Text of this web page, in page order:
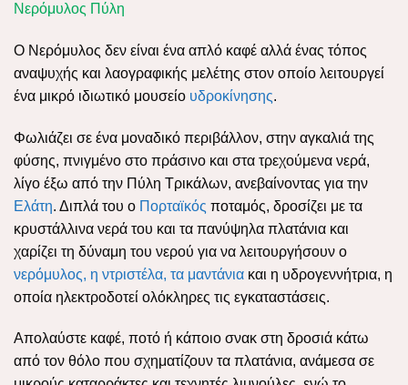
Νερόμυλος Πύλη
Ο Νερόμυλος δεν είναι ένα απλό καφέ αλλά ένας τόπος
αναψυχής και λαογραφικής μελέτης στον οποίο λειτουργεί
ένα μικρό ιδιωτικό μουσείο υδροκίνησης.
Φωλιάζει σε ένα μοναδικό περιβάλλον, στην αγκαλιά της
φύσης, πνιγμένο στο πράσινο και στα τρεχούμενα νερά,
λίγο έξω από την Πύλη Τρικάλων, ανεβαίνοντας για την
Ελάτη. Διπλά του ο Πορταϊκός ποταμός, δροσίζει με τα
κρυστάλλινα νερά του και τα πανύψηλα πλατάνια και
χαρίζει τη δύναμη του νερού για να λειτουργήσουν ο
νερόμυλος, η ντριστέλα, τα μαντάνια και η υδρογεννήτρια, η
οποία ηλεκτροδοτεί ολόκληρες τις εγκαταστάσεις.
Απολαύστε καφέ, ποτό ή κάποιο σνακ στη δροσιά κάτω
από τον θόλο που σχηματίζουν τα πλατάνια, ανάμεσα σε